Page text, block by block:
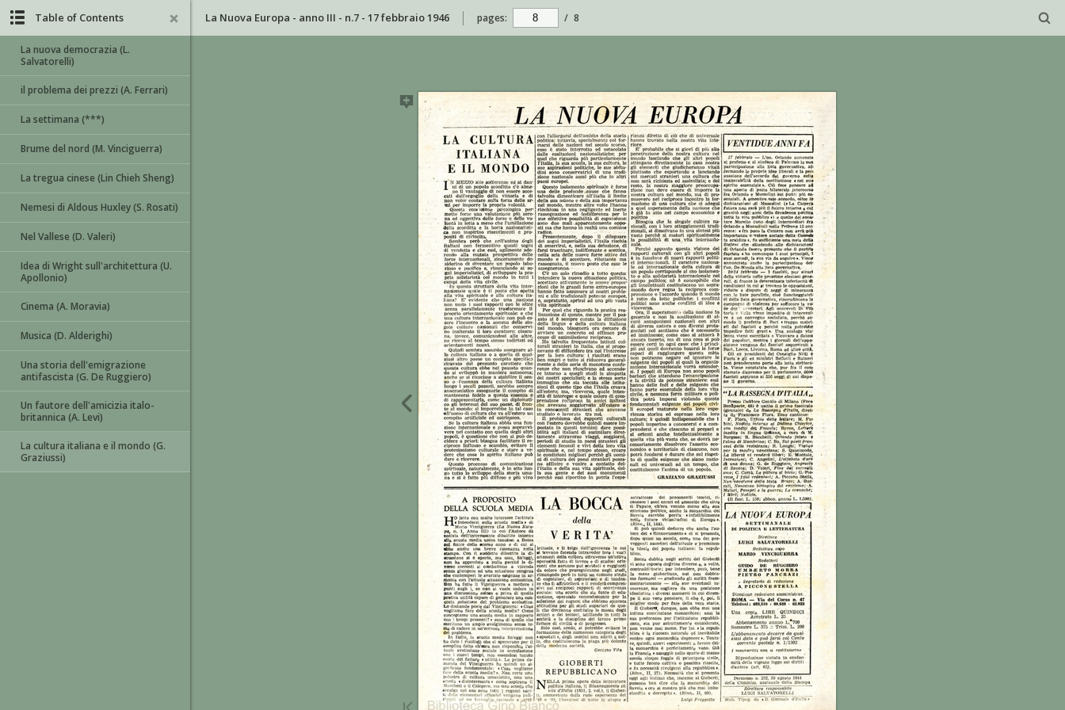
La Nuova Europa - anno III - n.7 - 17 febbraio 1946 pages: / 8
Table of Contents
La nuova democrazia (L.
Salvatorelli)
il problema dei prezzi (A. Ferrari)
La settimana (***)
Brume del nord (M. Vinciguerra)
La tregua cinese (Lin Chieh Sheng)
Nemesi di Aldous Huxley (S. Rosati)
Nel Vallese (D. Valeri)
Idea di Wright sull'architettura (U.
Apollonio)
Cinema (A. Moravia)
Musica (D. Alderighi)
Una storia dell'emigrazione
antifascista (G. De Ruggiero)
Un fautore dell'amicizia italo-
britannica (A. Levi)
La cultura italiana e il mondo (G.
Graziussi)